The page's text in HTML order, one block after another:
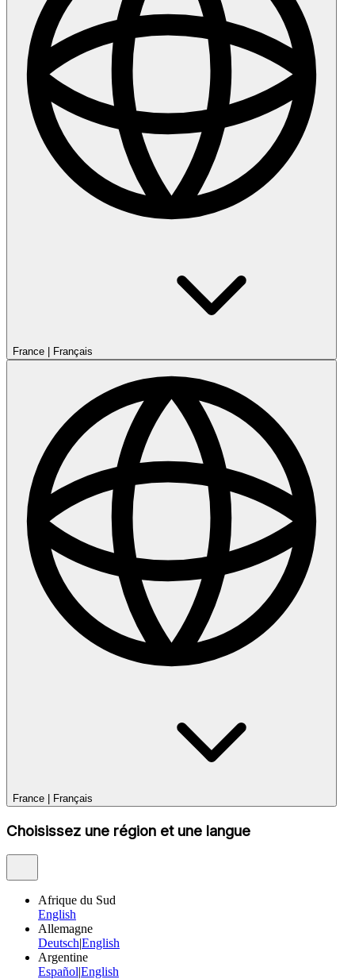
France Français
France Français
Choisissez une région et une langue
Afrique du Sud
English
Allemagne
DeutschEnglish
Argentine
EspañolEnglish